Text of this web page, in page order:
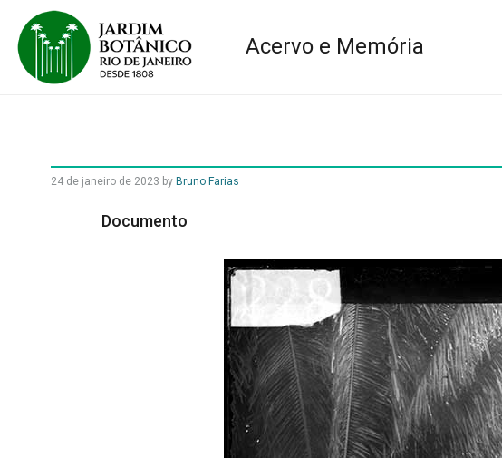
Acervo e Memória
24 de janeiro de 2023 by Bruno Farias
Documento